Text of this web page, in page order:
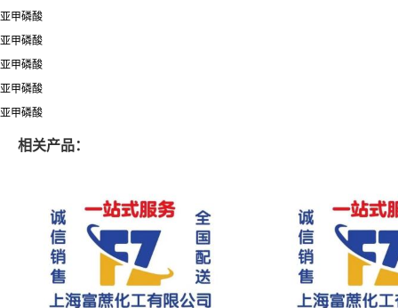
亚甲磷酸
亚甲磷酸
亚甲磷酸
亚甲磷酸
亚甲磷酸
相关产品：